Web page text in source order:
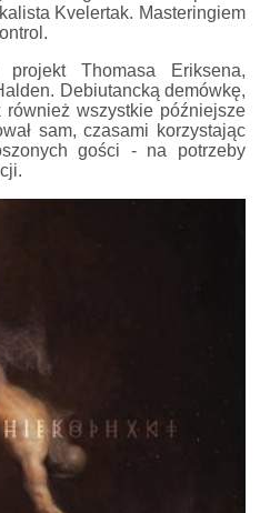
Kvelertak. Masteringiem
Thomasa Eriksena,
Debiutancką demówkę,
również wszystkie późniejsze
sam, czasami korzystając
gości - na potrzeby